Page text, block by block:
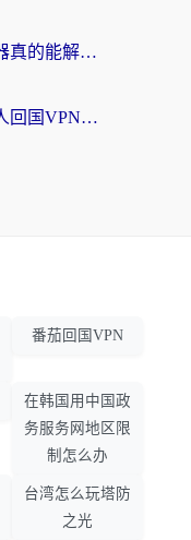
海外党必看：苹果免费加速器真的能解决回国访问难题吗？附实测对比与全平台方案
海外华人必看：如何选对华人回国VPN，无缝刷国内剧、玩手游？
番茄回国VPN
在韩国用中国政
务服务网地区限
制怎么办
台湾怎么玩塔防
之光